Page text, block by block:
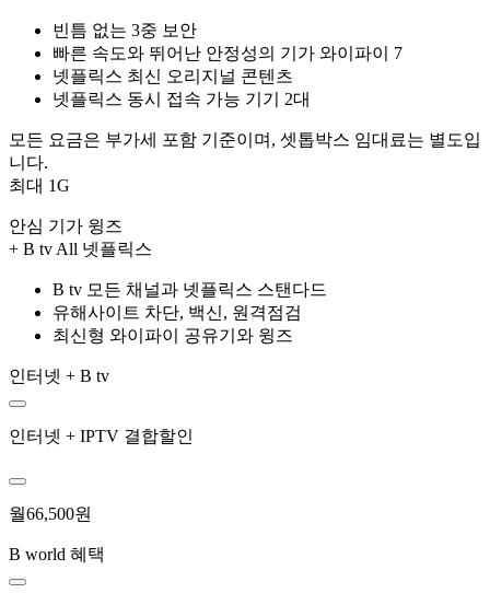
빈틈 없는 3중 보안
빠른 속도와 뛰어난 안정성의 기가 와이파이 7
넷플릭스 최신 오리지널 콘텐츠
넷플릭스 동시 접속 가능 기기 2대
모든 요금은 부가세 포함 기준이며, 셋톱박스 임대료는 별도입
니다.
최대 1G
안심 기가 윙즈
+ B tv All 넷플릭스
B tv 모든 채널과 넷플릭스 스탠다드
유해사이트 차단, 백신, 원격점검
최신형 와이파이 공유기와 윙즈
인터넷 + B tv
인터넷 + IPTV 결합할인
월66,500원
B world 혜택